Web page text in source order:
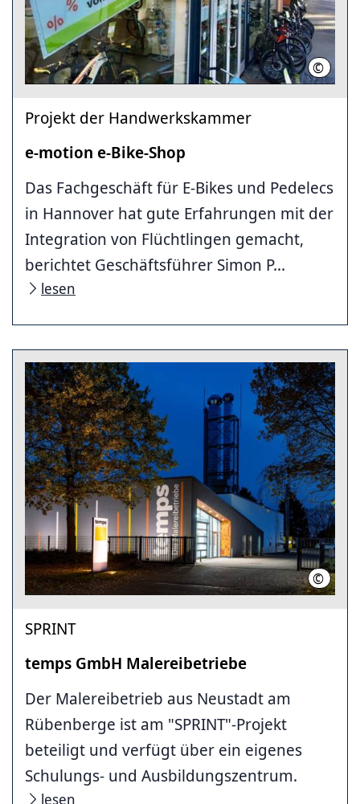
© e-
Projekt der Handwerkskammer
e-motion e-Bike-Shop
Das Fachgeschäft für E-Bikes und Pedelecs
in Hannover hat gute Erfahrungen mit der
Integration von Flüchtlingen gemacht,
berichtet Geschäftsführer Simon P...
lesen
© temps
SPRINT
temps GmbH Malereibetriebe
Der Malereibetrieb aus Neustadt am
Rübenberge ist am "SPRINT"-Projekt
beteiligt und verfügt über ein eigenes
Schulungs- und Ausbildungszentrum.
lesen